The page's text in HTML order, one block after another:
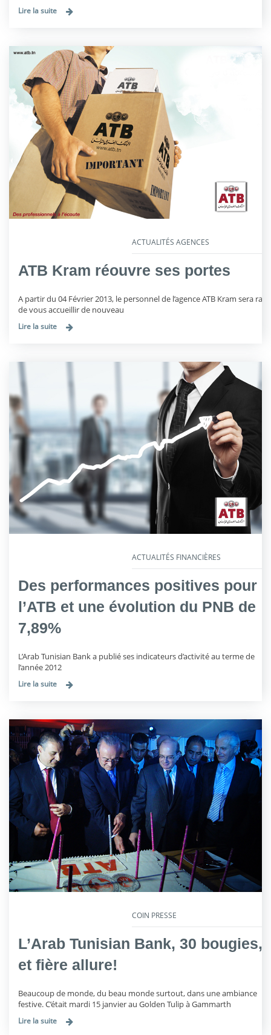
Lire la suite
ACTUALITÉS AGENCES
ATB Kram réouvre ses portes
A partir du 04 Février 2013, le personnel de l’agence ATB Kram sera ravi
de vous accueillir de nouveau
Lire la suite
ACTUALITÉS FINANCIÈRES
Des performances positives pour
l’ATB et une évolution du PNB de
7,89%
L’Arab Tunisian Bank a publié ses indicateurs d’activité au terme de
l’année 2012
Lire la suite
COIN PRESSE
L’Arab Tunisian Bank, 30 bougies,
et fière allure!
Beaucoup de monde, du beau monde surtout, dans une ambiance
festive. C’était mardi 15 janvier au Golden Tulip à Gammarth
Lire la suite